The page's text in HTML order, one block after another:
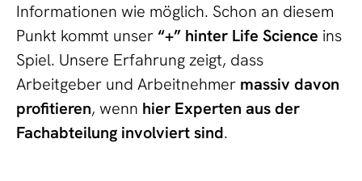
Informationen wie möglich. Schon an diesem
Punkt kommt unser“+” hinter Life Science ins
Spiel. Unsere Erfahrung zeigt, dass
Arbeitgeber und Arbeitnehmer massiv davon
profitieren, wenn hier Experten aus der
Fachabteilung involviert sind.